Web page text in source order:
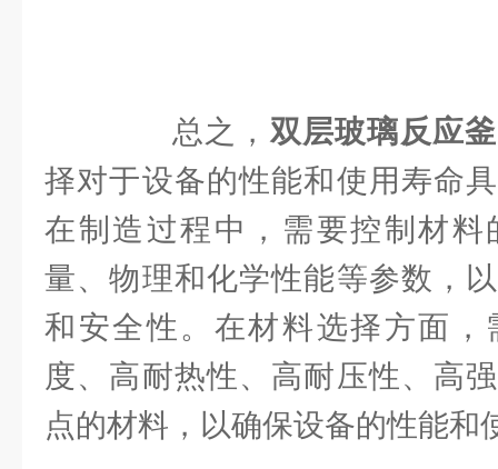
总之， 双层玻璃反应釜
择对于设备的性能和使用寿命
在制造过程中，需要控制材料
量、物理和化学性能等参数，
和安全性。在材料选择方面，
度、高耐热性、高耐压性、高
点的材料，以确保设备的性能和